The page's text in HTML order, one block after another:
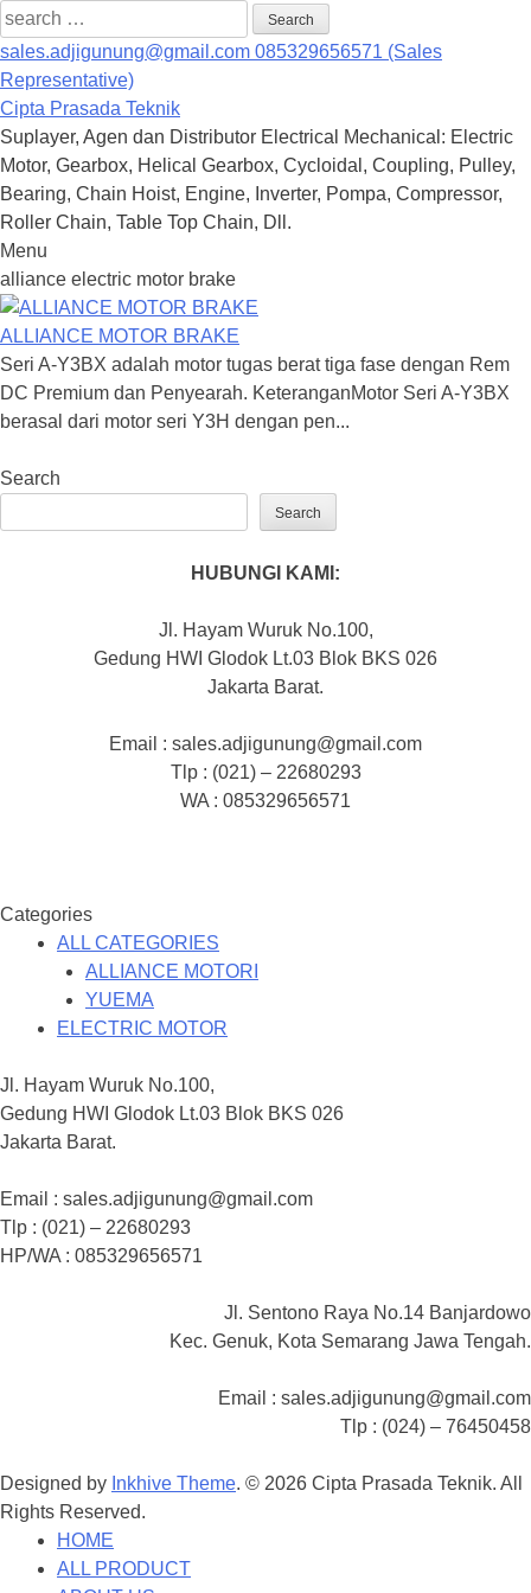
Search
for:
sales.adjigunung@gmail.com 085329656571 (Sales
Representative)
Cipta Prasada Teknik
Suplayer, Agen dan Distributor Electrical Mechanical: Electric
Motor, Gearbox, Helical Gearbox, Cycloidal, Coupling, Pulley,
Bearing, Chain Hoist, Engine, Inverter, Pompa, Compressor,
Roller Chain, Table Top Chain, Dll.
Menu
Skip
to
content
alliance electric motor brake
ALLIANCE MOTOR BRAKE
Seri A-Y3BX adalah motor tugas berat tiga fase dengan Rem
DC Premium dan Penyearah. KeteranganMotor Seri A-Y3BX
berasal dari motor seri Y3H dengan pen...
Search
Search
HUBUNGI KAMI:
Jl. Hayam Wuruk No.100,
Gedung HWI Glodok Lt.03 Blok BKS 026
Jakarta Barat.
Email : sales.adjigunung@gmail.com
Tlp : (021) – 22680293
WA : 085329656571
Categories
ALL CATEGORIES
ALLIANCE MOTORI
YUEMA
ELECTRIC MOTOR
Jl. Hayam Wuruk No.100,
Gedung HWI Glodok Lt.03 Blok BKS 026
Jakarta Barat.
Email : sales.adjigunung@gmail.com
Tlp : (021) – 22680293
HP/WA : 085329656571
Jl. Sentono Raya No.14 Banjardowo
Kec. Genuk, Kota Semarang Jawa Tengah.
Email : sales.adjigunung@gmail.com
Tlp : (024) – 76450458
Designed by Inkhive Theme. © 2026 Cipta Prasada Teknik. All
Rights Reserved.
HOME
ALL PRODUCT